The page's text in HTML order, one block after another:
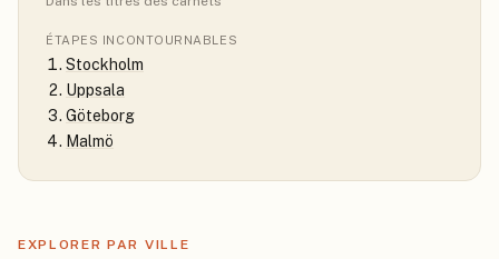
ÉTAPES INCONTOURNABLES
Stockholm
Uppsala
Göteborg
Malmö
EXPLORER PAR VILLE